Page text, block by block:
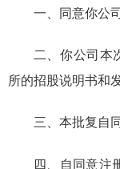
一、同意你公
二、你公司本
所的招股说明书和
三、本批复自
四、自同意注